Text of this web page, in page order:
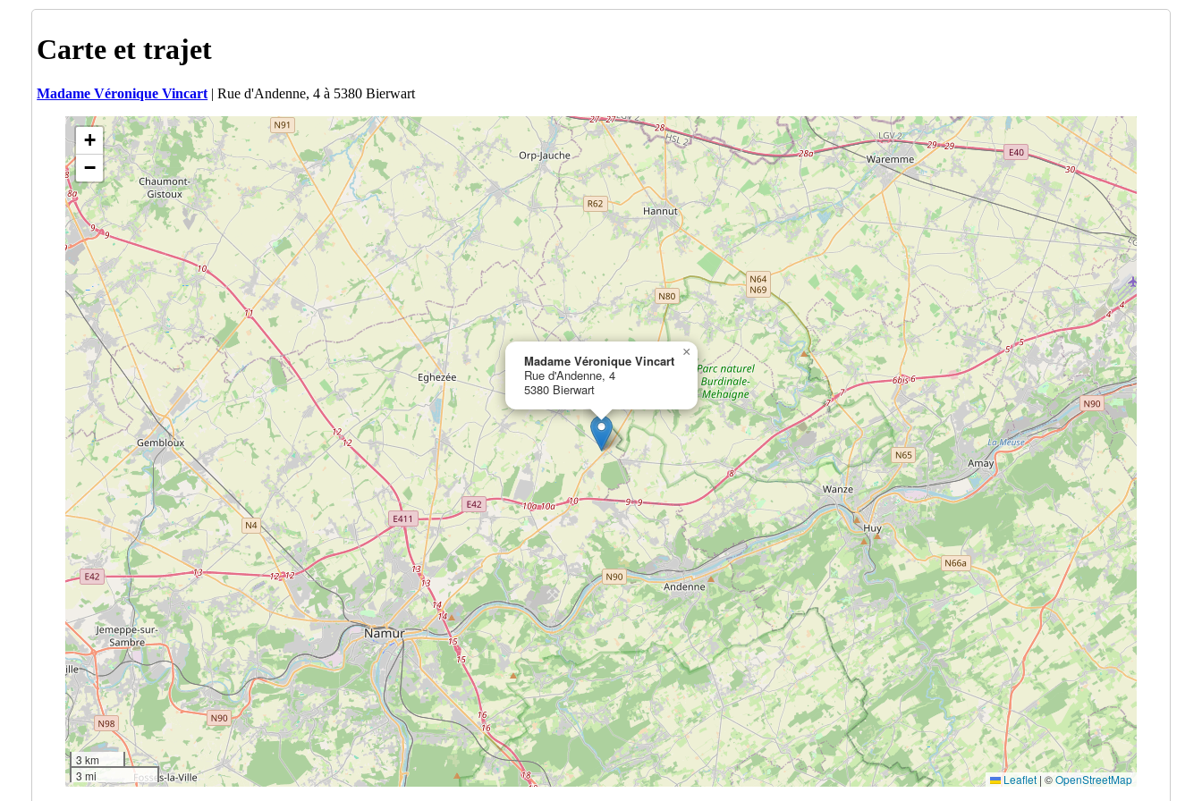
Carte et trajet
Madame Véronique Vincart | Rue d'Andenne, 4 à 5380 Bierwart
Madame Véronique Vincart
Rue d'Andenne, 4
5380 Bierwart
×
+
−
3 km
3 mi
Leaflet | ©OpenStreetMap